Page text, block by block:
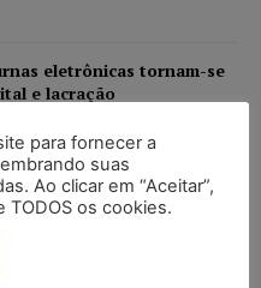
eletrônicas tornam-se
e lacração
da
Brasil
para fornecer a
suas
Ao clicar em “Aceitar”,
TODOS os cookies.